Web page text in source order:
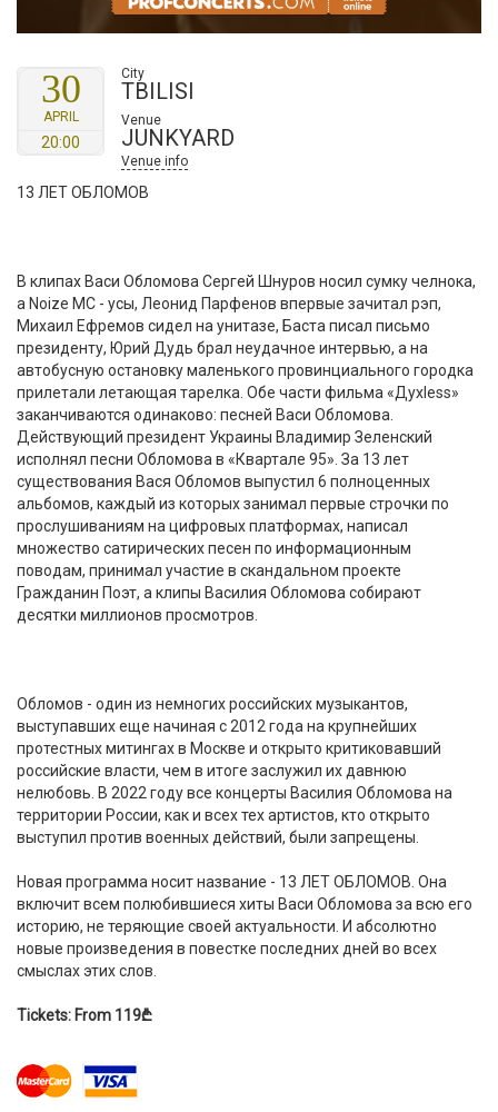
30
APRIL
20:00
City
TBILISI
Venue
JUNKYARD
Venue info
13 ЛЕТ ОБЛОМОВ
В клипах Васи Обломова Сергей Шнуров носил сумку челнока,
а Noize MC - усы, Леонид Парфенов впервые зачитал рэп,
Михаил Ефремов сидел на унитазе, Баста писал письмо
президенту, Юрий Дудь брал неудачное интервью, а на
автобусную остановку маленького провинциального городка
прилетали летающая тарелка. Обе части фильма «Духless»
заканчиваются одинаково: песней Васи Обломова.
Действующий президент Украины Владимир Зеленский
исполнял песни Обломова в «Квартале 95». За 13 лет
существования Вася Обломов выпустил 6 полноценных
альбомов, каждый из которых занимал первые строчки по
прослушиваниям на цифровых платформах, написал
множество сатирических песен по информационным
поводам, принимал участие в скандальном проекте
Гражданин Поэт, а клипы Василия Обломова собирают
десятки миллионов просмотров.
Обломов - один из немногих российских музыкантов,
выступавших еще начиная с 2012 года на крупнейших
протестных митингах в Москве и открыто критиковавший
российские власти, чем в итоге заслужил их давнюю
нелюбовь. В 2022 году все концерты Василия Обломова на
территории России, как и всех тех артистов, кто открыто
выступил против военных действий, были запрещены.
Новая программа носит название - 13 ЛЕТ ОБЛОМОВ. Она
включит всем полюбившиеся хиты Васи Обломова за всю его
историю, не теряющие своей актуальности. И абсолютно
новые произведения в повестке последних дней во всех
смыслах этих слов.
Tickets: From 119₾